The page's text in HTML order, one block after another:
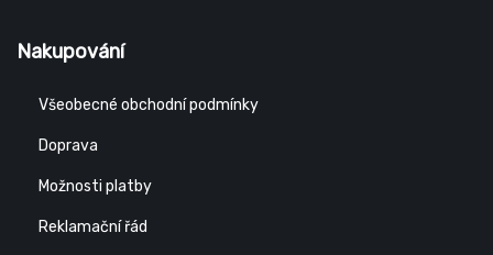
Nakupování
Všeobecné obchodní podmínky
Doprava
Možnosti platby
Reklamační řád